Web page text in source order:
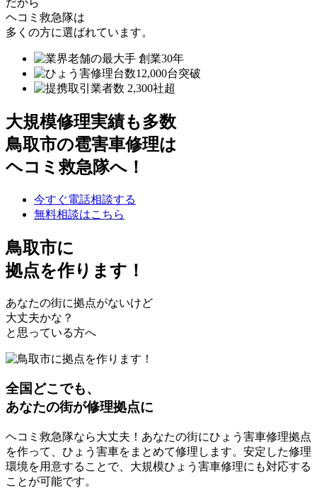
ヘコミ救急隊は
多くの方に選ばれています。
大規模修理実績も多数
鳥取市の雹害車修理は
ヘコミ救急隊へ！
今すぐ電話相談する
無料相談はこちら
鳥取市に
拠点を作ります！
あなたの街に拠点がないけど
大丈夫かな？
と思っている方へ
全国どこでも、
あなたの街が修理拠点に
ヘコミ救急隊なら大丈夫！あなたの街にひょう害車修理拠点
を作って、ひょう害車をまとめて修理します。安定した修理
環境を用意することで、大規模ひょう害車修理にも対応する
ことが可能です。